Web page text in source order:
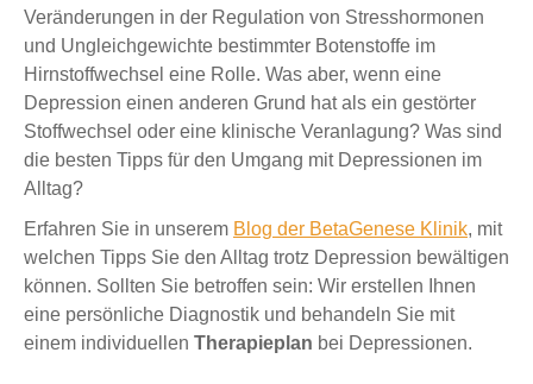
Veränderungen in der Regulation von Stresshormonen
und Ungleichgewichte bestimmter Botenstoffe im
Hirnstoffwechsel eine Rolle. Was aber, wenn eine
Depression einen anderen Grund hat als ein gestörter
Stoffwechsel oder eine klinische Veranlagung? Was sind
die besten Tipps für den Umgang mit Depressionen im
Alltag?
Erfahren Sie in unserem Blog der BetaGenese Klinik, mit
welchen Tipps Sie den Alltag trotz Depression bewältigen
können. Sollten Sie betroffen sein: Wir erstellen Ihnen
eine persönliche Diagnostik und behandeln Sie mit
einem individuellen Therapieplan bei Depressionen.